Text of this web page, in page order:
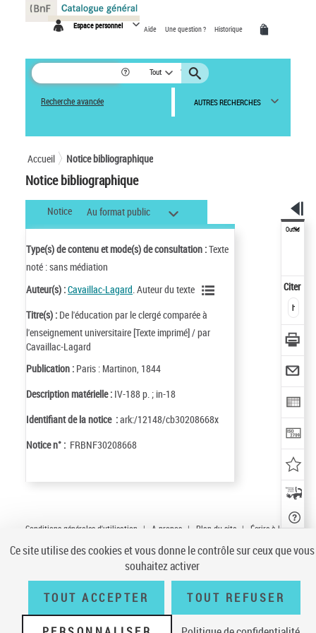
Espace personnel Aide Une question ? Historique
Tout
Recherche avancée AUTRES RECHERCHES
Accueil Notice bibliographique
Notice bibliographique
Notice Au format public
Type(s) de contenu et mode(s) de consultation :Texte
noté : sans médiation
Auteur(s) :Cavaillac-Lagard . Auteur du texte
Titre(s) : De l'éducation par le clergé comparée à
l'enseignement universitaire [Texte imprimé] / par
Cavaillac-Lagard
Publication : Paris : Martinon, 1844
Description matérielle : IV-188 p. ; in-18
Identifiant de la notice :ark:/12148/cb30208668x
Notice n° : FRBNF30208668
Outils
Citer
Conditions générales d'utilisation | A propos | Plan du site |
Écrire à la
Panneau de gestion des cookies
Ce site utilise des cookies et vous donne le contrôle sur ceux que vous
souhaitez activer
TOUT ACCEPTER TOUT REFUSER